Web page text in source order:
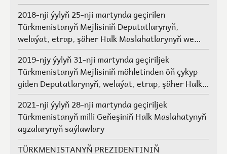
2018-nji ýylyň 25-nji martynda geçirilen
Türkmenistanyň Mejlisiniň Deputatlarynyň,
welaýat, etrap, şäher Halk Maslahatlarynyň we
Geňeşleriň agzalarynyň saýlawlary.
2019-njy ýylyň 31-nji martynda geçiriljek
Türkmenistanyň Mejlisiniň möhletinden öň çykyp
giden Deputatlarynyň, welaýat, etrap, şäher Halk
Maslahatlarynyň we Geňeşleriň agzalarynyň ýerine
saýlawlar
2021-nji ýylyň 28-nji martynda geçiriljek
Türkmenistanyň milli Geňeşiniň Halk Maslahatynyň
agzalarynyň saýlawlary
TÜRKMENISTANYŇ PREZIDENTINIŇ